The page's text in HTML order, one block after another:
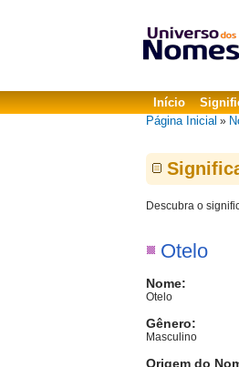
Início
Página Inicial »
Descubra o
Otelo
Nome:
Otelo
Gênero:
Masculino
Origem do